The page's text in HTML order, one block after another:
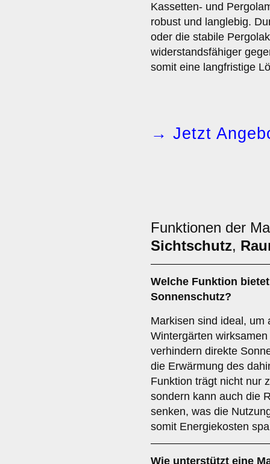
Kassetten- und
robust und langlebig.
oder die stabile
widerstandsfähiger
somit eine langfristige
→ Jetzt
Funktionen der
Sichtschutz,
Welche Funktion
Sonnenschutz?
Markisen sind ideal, um
Wintergärten
verhindern direkte
die Erwärmung des
Funktion trägt nicht nur
sondern kann auch die
senken, was die
somit Energiekosten
Wie unterstützt eine